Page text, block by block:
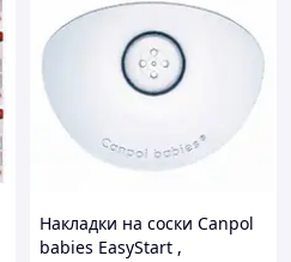
Накладки на соски Canpol
babies EasyStart ,